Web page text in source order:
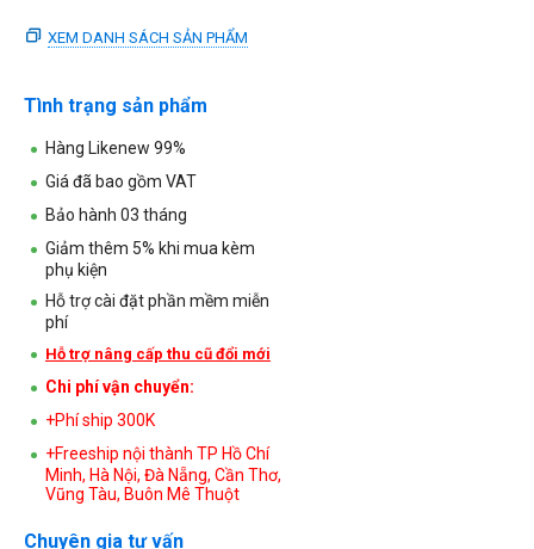
XEM DANH SÁCH SẢN PHẨM
Tình trạng sản phẩm
Hàng Likenew 99%
Giá đã bao gồm VAT
Bảo hành 03 tháng
Giảm thêm 5% khi mua kèm
phụ kiện
Hỗ trợ cài đặt phần mềm miễn
phí
Hỗ trợ nâng cấp thu cũ đổi mới
Chi phí vận chuyển:
+Phí ship 300K
+Freeship nội thành TP Hồ Chí
Minh, Hà Nội, Đà Nẵng, Cần Thơ,
Vũng Tàu, Buôn Mê Thuột
Chuyên gia tư vấn